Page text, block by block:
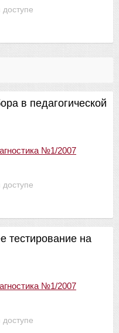
в педагогической
№1/2007
тестирование на
№1/2007